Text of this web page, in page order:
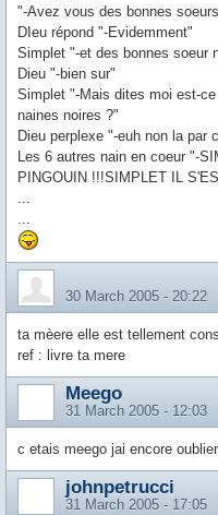
"-Avez vous des bonnes
DIeu répond "-Evidemment"
Simplet "-et des bonnes soeur
Dieu "-bien sur"
Simplet "-Mais dites moi est-
naines noires ?"
Dieu perplexe "-euh non la par
Les 6 autres nain en coeur "-
PINGOUIN !!!SIMPLET IL
30 March 2005 - 20:22
ta mèere elle est tellement
ref : livre ta mere
Meego
31 March 2005 - 12:03
c etais meego jai encore
johnpetrucci
31 March 2005 - 17:05